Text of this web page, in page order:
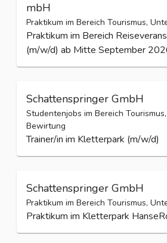
mbH
Praktikum im Bereich Tourismus,
Praktikum im Bereich
(m/w/d) ab Mitte September
Schattenspringer GmbH
Studentenjobs im Bereich
Bewirtung
Trainer/in im Kletterpark (m/w/d)
Schattenspringer GmbH
Praktikum im Bereich Tourismus,
Praktikum im Kletterpark